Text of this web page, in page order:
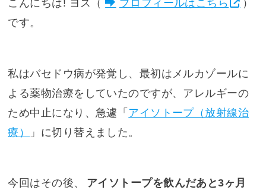
こんにちは! ヨス（ プロフィールはこちら
）
です。
私はバセドウ病が発覚し、最初はメルカゾールに
よる薬物治療をしていたのですが、アレルギーの
ため中止になり、急遽「 アイソトープ（放射線治
療）
」に切り替えました。
今回はその後、
アイソトープを飲んだあと3ヶ月